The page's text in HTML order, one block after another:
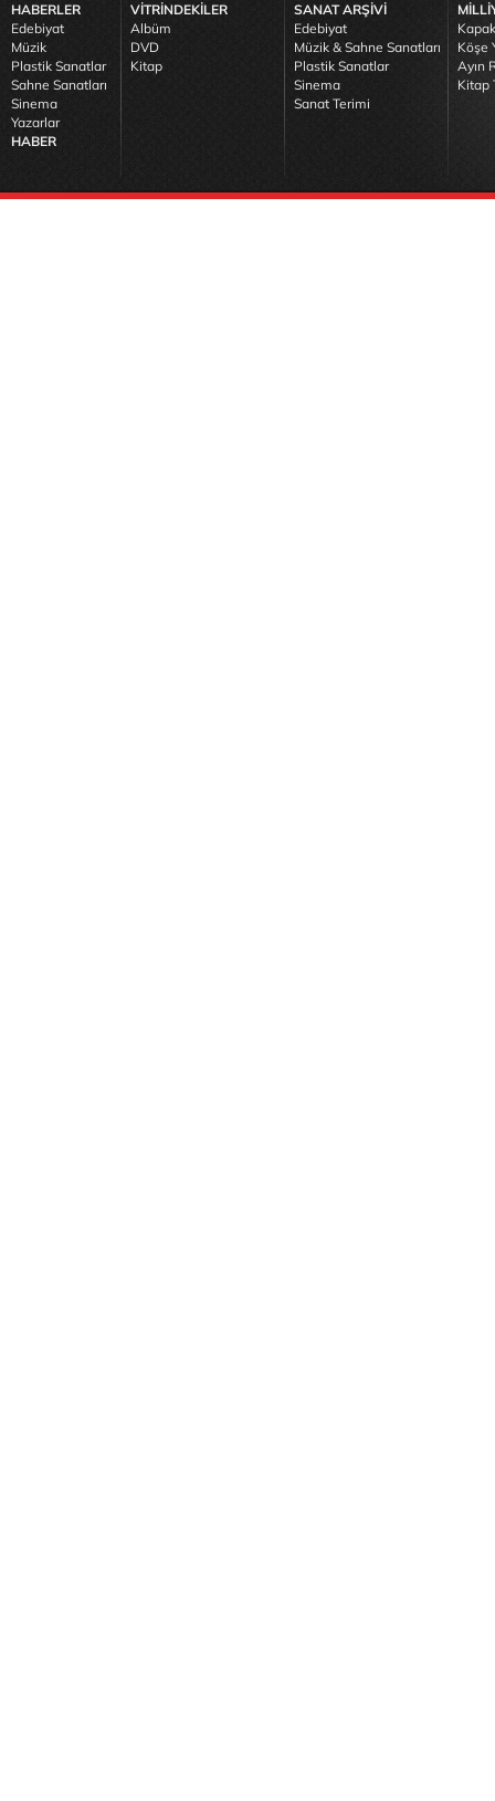
HABERLER
Edebiyat
Müzik
Plastik Sanatlar
Sahne Sanatları
Sinema
Yazarlar
HABER
VİTRİNDEKİLER
Albüm
DVD
Kitap
SANAT ARŞİVİ
Edebiyat
Müzik & Sahne Sanatları
Plastik Sanatlar
Sinema
Sanat Terimi
Köşe
Ayın
Kitap